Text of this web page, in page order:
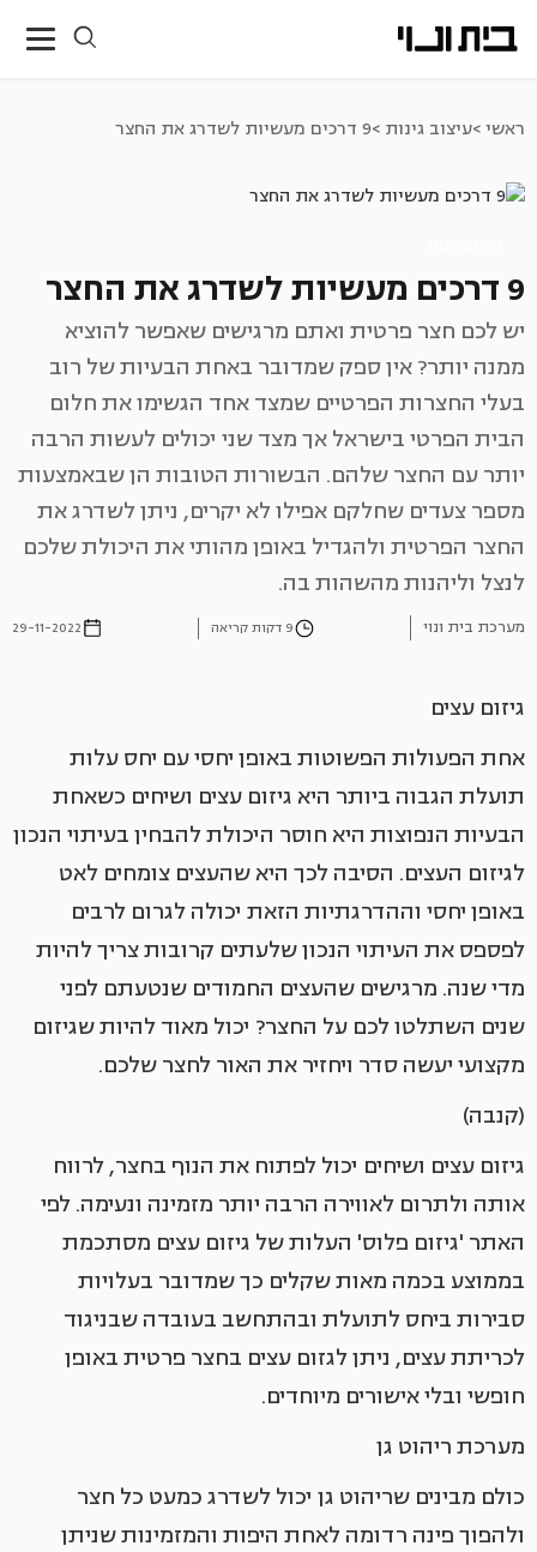
ראשי >עיצוב גינות >9 דרכים מעשיות לשדרג את החצר
9 דרכים מעשיות לשדרג את החצר
יש לכם חצר פרטית ואתם מרגישים שאפשר להוציא
ממנה יותר? אין ספק שמדובר באחת הבעיות של רוב
בעלי החצרות הפרטיים שמצד אחד הגשימו את חלום
הבית הפרטי בישראל אך מצד שני יכולים לעשות הרבה
יותר עם החצר שלהם. הבשורות הטובות הן שבאמצעות
מספר צעדים שחלקם אפילו לא יקרים, ניתן לשדרג את
החצר הפרטית ולהגדיל באופן מהותי את היכולת שלכם
לנצל וליהנות מהשהות בה.
מערכת בית ונוי 9 דקות קריאה 29-11-2022
גיזום עצים
אחת הפעולות הפשוטות באופן יחסי עם יחס עלות
תועלת הגבוה ביותר היא גיזום עצים ושיחים כשאחת
הבעיות הנפוצות היא חוסר היכולת להבחין בעיתוי הנכון
לגיזום העצים. הסיבה לכך היא שהעצים צומחים לאט
באופן יחסי וההדרגתיות הזאת יכולה לגרום לרבים
לפספס את העיתוי הנכון שלעתים קרובות צריך להיות
מדי שנה. מרגישים שהעצים החמודים שנטעתם לפני
שנים השתלטו לכם על החצר? יכול מאוד להיות שגיזום
מקצועי יעשה סדר ויחזיר את האור לחצר שלכם.
(קנבה)
גיזום עצים ושיחים יכול לפתוח את הנוף בחצר, לרווח
אותה ולתרום לאווירה הרבה יותר מזמינה ונעימה. לפי
האתר 'גיזום פלוס' העלות של גיזום עצים מסתכמת
בממוצע בכמה מאות שקלים כך שמדובר בעלויות
סבירות ביחס לתועלת ובהתחשב בעובדה שבניגוד
לכריתת עצים, ניתן לגזום עצים בחצר פרטית באופן
חופשי ובלי אישורים מיוחדים.
מערכת ריהוט גן
כולם מבינים שריהוט גן יכול לשדרג כמעט כל חצר
ולהפוך פינה רדומה לאחת היפות והמזמינות שניתן